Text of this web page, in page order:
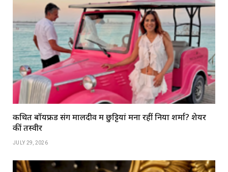
कथित बॉयफ्रेंड संग मालदीव में छुट्टियां मना रहीं निया शर्मा? शेयर
कीं तस्वीरें
JULY 29, 2026